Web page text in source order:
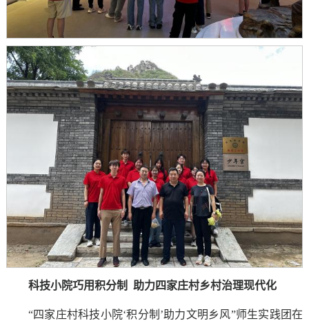
科技小院巧用积分制 助力四家庄村乡村治理现代化
“四家庄村科技小院‘积分制’助力文明乡风”师生实践团在